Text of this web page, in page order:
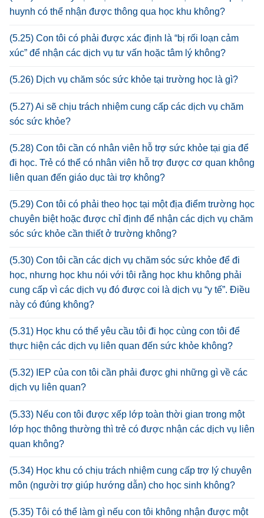
huynh có thể nhận được thông qua học khu không?
(5.25) Con tôi có phải được xác định là “bị rối loạn cảm
xúc” để nhận các dịch vụ tư vấn hoặc tâm lý không?
(5.26) Dịch vụ chăm sóc sức khỏe tại trường học là gì?
(5.27) Ai sẽ chịu trách nhiệm cung cấp các dịch vụ chăm
sóc sức khỏe?
(5.28) Con tôi cần có nhân viên hỗ trợ sức khỏe tại gia để
đi học. Trẻ có thể có nhân viên hỗ trợ được cơ quan không
liên quan đến giáo dục tài trợ không?
(5.29) Con tôi có phải theo học tại một địa điểm trường học
chuyên biệt hoặc được chỉ định để nhận các dịch vụ chăm
sóc sức khỏe cần thiết ở trường không?
(5.30) Con tôi cần các dịch vụ chăm sóc sức khỏe để đi
học, nhưng học khu nói với tôi rằng học khu không phải
cung cấp vì các dịch vụ đó được coi là dịch vụ “y tế”. Điều
này có đúng không?
(5.31) Học khu có thể yêu cầu tôi đi học cùng con tôi để
thực hiện các dịch vụ liên quan đến sức khỏe không?
(5.32) IEP của con tôi cần phải được ghi những gì về các
dịch vụ liên quan?
(5.33) Nếu con tôi được xếp lớp toàn thời gian trong một
lớp học thông thường thì trẻ có được nhận các dịch vụ liên
quan không?
(5.34) Học khu có chịu trách nhiệm cung cấp trợ lý chuyên
môn (người trợ giúp hướng dẫn) cho học sinh không?
(5.35) Tôi có thể làm gì nếu con tôi không nhận được một